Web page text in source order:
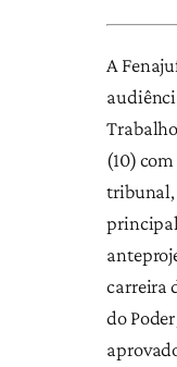
A
(10)
tribunal,
carreira
do